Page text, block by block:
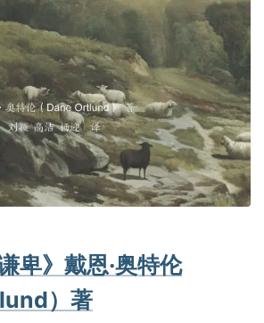
卑》戴恩·奥特伦
）著